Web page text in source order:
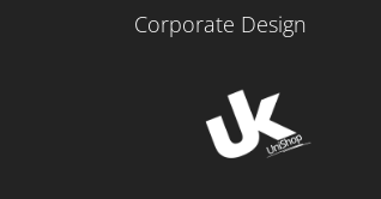
Corporate Design